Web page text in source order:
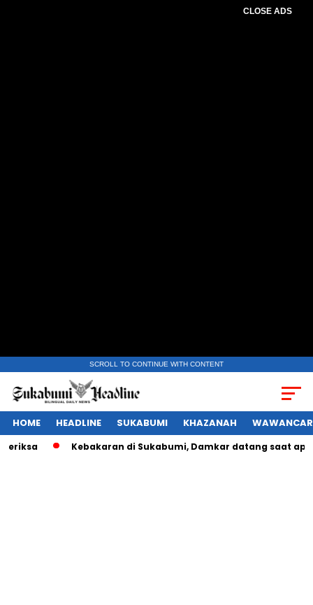
CLOSE ADS
SCROLL TO CONTINUE WITH CONTENT
HOME HEADLINE SUKABUMI KHAZANAH
Kebakaran di Sukabumi, Damkar datang saat api